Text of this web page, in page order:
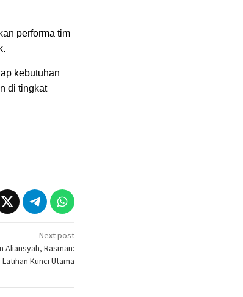
performa tim
kebutuhan
di tingkat
Next post
Rasman:
Kunci Utama